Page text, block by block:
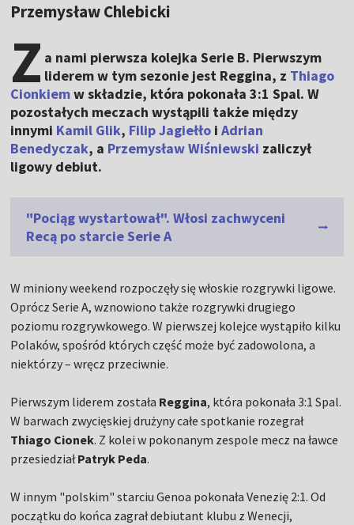
Przemysław Chlebicki
Z a nami pierwsza kolejka Serie B. Pierwszym
liderem w tym sezonie jest Reggina, z Thiago
Cionkiemw składzie, która pokonała 3:1 Spal. W
pozostałych meczach wystąpili także między
innymi Kamil Glik, Filip Jagiełło iAdrian
Benedyczak, a Przemysław Wiśniewski zaliczył
ligowy debiut.
"Pociąg wystartował". Włosi zachwyceni
Recą po starcie Serie A
W miniony weekend rozpoczęły się włoskie rozgrywki ligowe.
Oprócz Serie A, wznowiono także rozgrywki drugiego
poziomu rozgrywkowego. W pierwszej kolejce wystąpiło kilku
Polaków, spośród których część może być zadowolona, a
niektórzy – wręcz przeciwnie.
Pierwszym liderem została Reggina, która pokonała 3:1 Spal.
W barwach zwycięskiej drużyny całe spotkanie rozegrał
Thiago Cionek. Z kolei w pokonanym zespole mecz na ławce
przesiedziałPatryk Peda.
W innym "polskim" starciu Genoa pokonała Venezię 2:1. Od
początku do końca zagrał debiutant klubu z Wenecji,